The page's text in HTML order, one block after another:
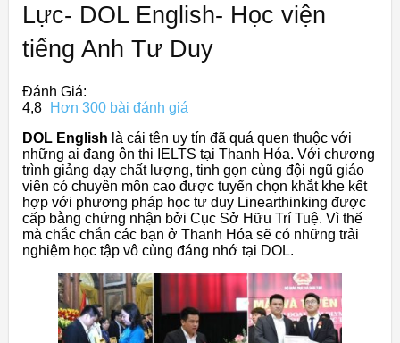
Lực- DOL English- Học viện
tiếng Anh Tư Duy
Đánh Giá:
4,8
Hơn 300 bài đánh giá
DOL English là cái tên uy tín đã quá quen thuộc với
những ai đang ôn thi IELTS tại Thanh Hóa. Với chương
trình giảng dạy chất lượng, tinh gọn cùng đội ngũ giáo
viên có chuyên môn cao được tuyển chọn khắt khe kết
hợp với phương pháp học tư duy Linearthinking được
cấp bằng chứng nhận bởi Cục Sở Hữu Trí Tuệ. Vì thế
mà chắc chắn các bạn ở Thanh Hóa sẽ có những trải
nghiệm học tập vô cùng đáng nhớ tại DOL.